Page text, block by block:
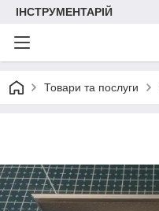
ІНСТРУМЕНТАРІЙ
Товари та послуги